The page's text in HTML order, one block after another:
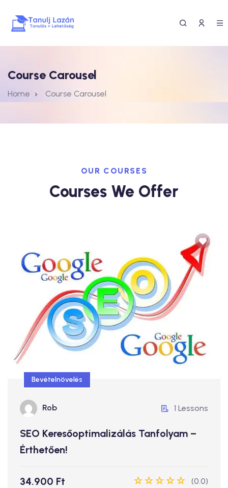
Course Carousel
Home Course Carousel
OUR COURSES
Courses We Offer
Bevételnövelés
Rob 1 Lessons
SEO Keresőoptimalizálás Tanfolyam –
Érthetően!
34.900 Ft (0.0)
SEO Keresőoptimalizálás Tanfolyam –
Érthetően!